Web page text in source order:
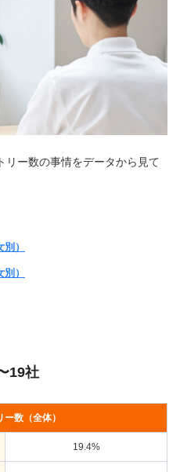
リー数の事情をデータから見て
）
）
19社
数（全体）
19.4%